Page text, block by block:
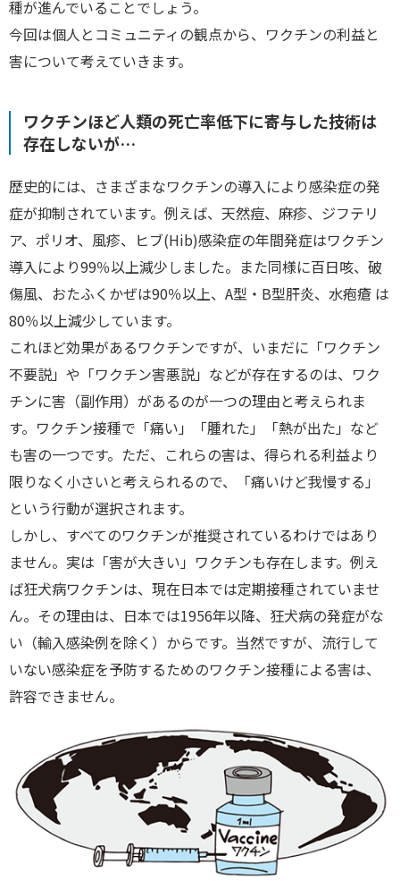
種が進んでいることでしょう。
今回は個人とコミュニティの観点から、ワクチンの利益と
害について考えていきます。
ワクチンほど人類の死亡率低下に寄与した技術は
存在しないが…
歴史的には、さまざまなワクチンの導入により感染症の発
症が抑制されています。例えば、天然痘、麻疹、ジフテリ
ア、ポリオ、風疹、ヒブ(Hib)感染症の年間発症はワクチン
導入により99％以上減少しました。また同様に百日咳、破
傷風、おたふくかぜは90％以上、A型・B型肝炎、水疱瘡 は
80％以上減少しています。
これほど効果があるワクチンですが、いまだに「ワクチン
不要説」や「ワクチン害悪説」などが存在するのは、ワク
チンに害（副作用）があるのが一つの理由と考えられま
す。ワクチン接種で「痛い」「腫れた」「熱が出た」など
も害の一つです。ただ、これらの害は、得られる利益より
限りなく小さいと考えられるので、「痛いけど我慢する」
という行動が選択されます。
しかし、すべてのワクチンが推奨されているわけではあり
ません。実は「害が大きい」ワクチンも存在します。例え
ば狂犬病ワクチンは、現在日本では定期接種されていませ
ん。その理由は、日本では1956年以降、狂犬病の発症がな
い（輸入感染例を除く）からです。当然ですが、流行して
いない感染症を予防するためのワクチン接種による害は、
許容できません。